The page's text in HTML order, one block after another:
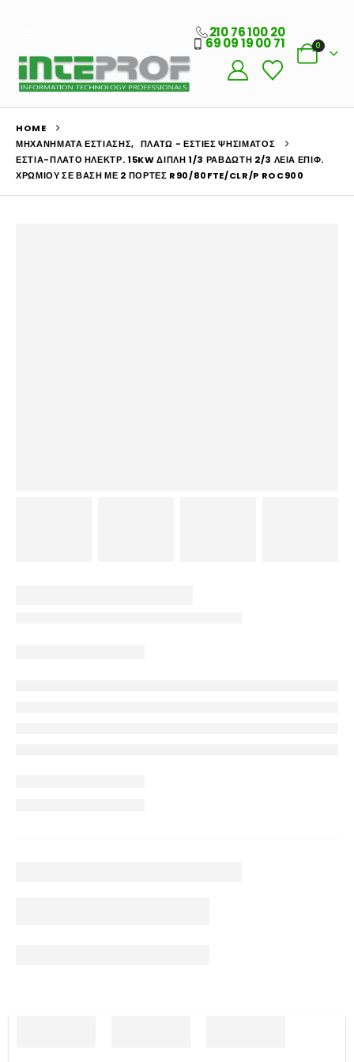
210 76 100 20
69 09 19 00 71 0
HOME
ΜΗΧΑΝΉΜΑΤΑ ΕΣΤΊΑΣΗΣ, ΠΛΑΤΏ - ΕΣΤΊΕΣ ΨΗΣΊΜΑΤΟΣ
ΕΣΤΊΑ-ΠΛΑΤΌ ΗΛΕΚΤΡ. 15KW ΔΙΠΛΉ 1/3 ΡΑΒΔΩΤΉ 2/3 ΛΕΊΑ ΕΠΙΦ.
ΧΡΩΜΊΟΥ ΣΕ ΒΆΣΗ ΜΕ 2 ΠΌΡΤΕΣ R90/80FTE/CLR/P ROC900